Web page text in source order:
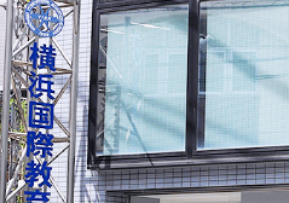
当学院の学び
カレンダー
大学院進学クラス